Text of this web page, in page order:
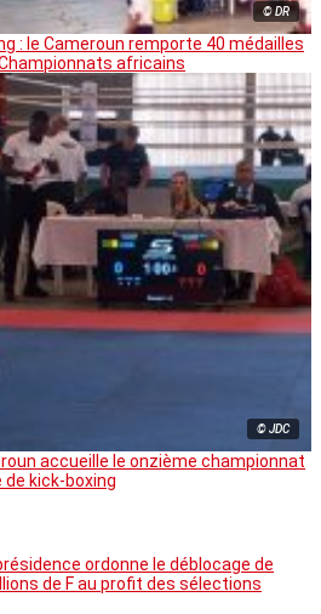
© DR
: le Cameroun remporte 40 médailles
africains
© JDC
accueille le onzième championnat
de kick-boxing
ordonne le déblocage de
de F au profit des sélections